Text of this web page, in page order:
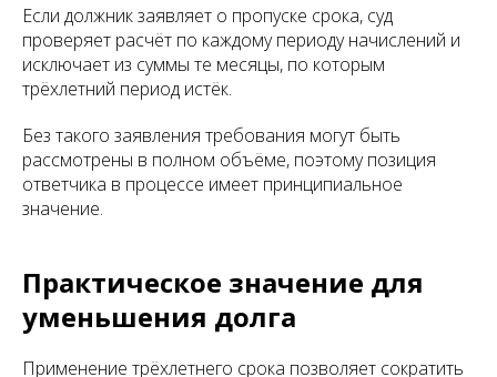
Если должник заявляет о пропуске срока, суд
проверяет расчёт по каждому периоду начислений и
исключает из суммы те месяцы, по которым
трёхлетний период истёк.
Без такого заявления требования могут быть
рассмотрены в полном объёме, поэтому позиция
ответчика в процессе имеет принципиальное
значение.
Практическое значение для
уменьшения долга
Применение трёхлетнего срока позволяет сократить